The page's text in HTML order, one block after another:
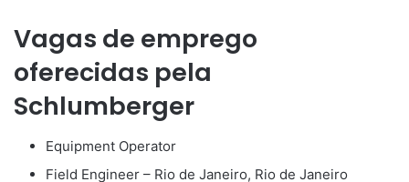
Vagas de emprego
oferecidas pela
Schlumberger
Equipment Operator
Field Engineer – Rio de Janeiro, Rio de Janeiro